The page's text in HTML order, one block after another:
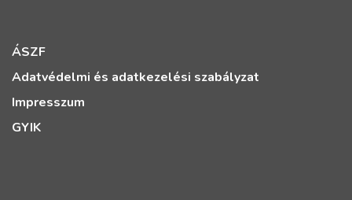
ÁSZF
Adatvédelmi és adatkezelési szabályzat
Impresszum
GYIK